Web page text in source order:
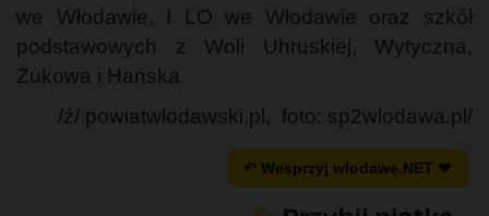
we Włodawie, I LO we Włodawie oraz szkół
podstawowych z Woli Uhruskiej, Wytyczna,
Żukowa i Hańska.
/ź/ powiatwlodawski.pl, foto: sp2wlodawa.pl/
↶ Wesprzyj wlodawę.NET ❤